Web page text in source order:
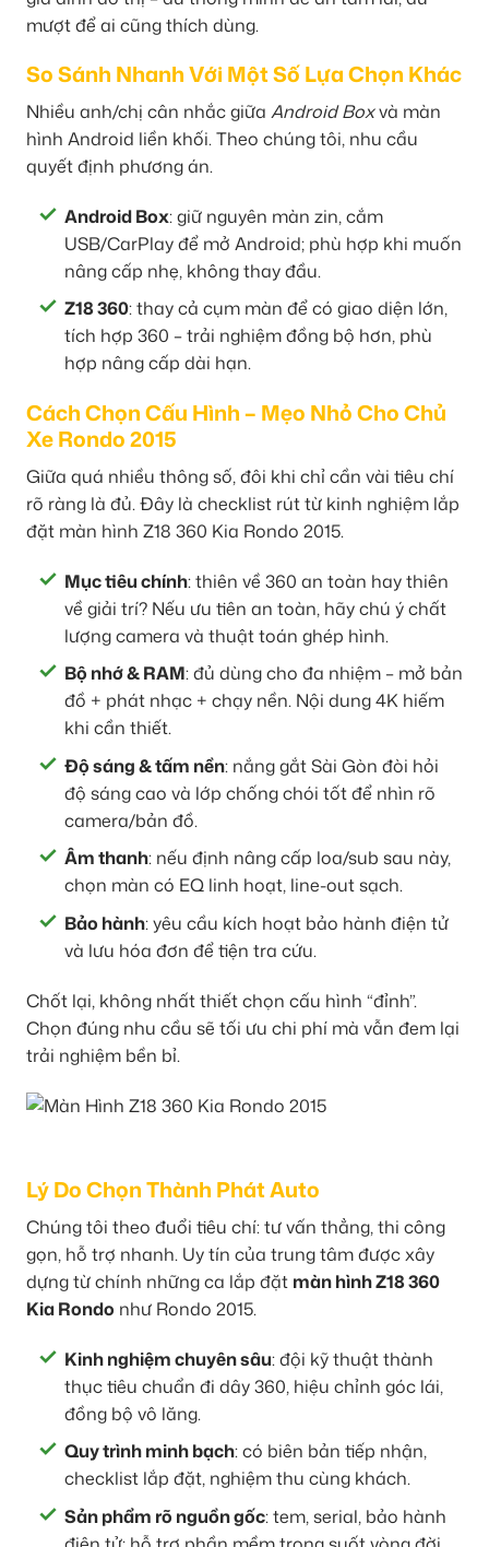
mượt để ai cũng thích dùng.
So Sánh Nhanh Với Một Số Lựa Chọn Khác
Nhiều anh/chị cân nhắc giữa Android Boxvà màn
hình Android liền khối. Theo chúng tôi, nhu cầu
quyết định phương án.
Android Box: giữ nguyên màn zin, cắm
USB/CarPlay để mở Android; phù hợp khi muốn
nâng cấp nhẹ, không thay đầu.
Z18 360: thay cả cụm màn để có giao diện lớn,
tích hợp 360 – trải nghiệm đồng bộ hơn, phù
hợp nâng cấp dài hạn.
Cách Chọn Cấu Hình – Mẹo Nhỏ Cho Chủ
Xe Rondo 2015
Giữa quá nhiều thông số, đôi khi chỉ cần vài tiêu chí
rõ ràng là đủ. Đây là checklist rút từ kinh nghiệm lắp
đặt màn hình Z18 360 Kia Rondo 2015.
Mục tiêu chính: thiên về 360 an toàn hay thiên
về giải trí? Nếu ưu tiên an toàn, hãy chú ý chất
lượng camera và thuật toán ghép hình.
Bộ nhớ & RAM: đủ dùng cho đa nhiệm – mở bản
đồ + phát nhạc + chạy nền. Nội dung 4K hiếm
khi cần thiết.
Độ sáng & tấm nền: nắng gắt Sài Gòn đòi hỏi
độ sáng cao và lớp chống chói tốt để nhìn rõ
camera/bản đồ.
Âm thanh: nếu định nâng cấp loa/sub sau này,
chọn màn có EQ linh hoạt, line-out sạch.
Bảo hành: yêu cầu kích hoạt bảo hành điện tử
và lưu hóa đơn để tiện tra cứu.
Chốt lại, không nhất thiết chọn cấu hình “đỉnh”.
Chọn đúng nhu cầu sẽ tối ưu chi phí mà vẫn đem lại
trải nghiệm bền bỉ.
Lý Do Chọn Thành Phát Auto
Chúng tôi theo đuổi tiêu chí: tư vấn thẳng, thi công
gọn, hỗ trợ nhanh. Uy tín của trung tâm được xây
dựng từ chính những ca lắp đặt màn hình Z18 360
Kia Rondo như Rondo 2015.
Kinh nghiệm chuyên sâu: đội kỹ thuật thành
thục tiêu chuẩn đi dây 360, hiệu chỉnh góc lái,
đồng bộ vô lăng.
Quy trình minh bạch: có biên bản tiếp nhận,
checklist lắp đặt, nghiệm thu cùng khách.
Sản phẩm rõ nguồn gốc: tem, serial, bảo hành